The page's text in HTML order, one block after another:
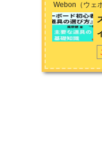
Webon（ウェ